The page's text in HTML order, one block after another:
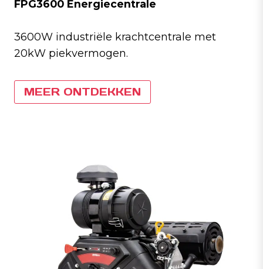
FPG3600 Energiecentrale
3600W industriële krachtcentrale met
20kW piekvermogen.
MEER ONTDEKKEN